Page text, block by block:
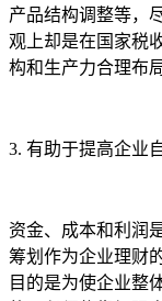
产品结构调整等，
观上却是在国家税
构和生产力合理布
3. 有助于提高企业
资金、成本和利润
筹划作为企业理财
目的是为使企业整